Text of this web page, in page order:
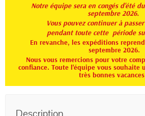
Notre équipe sera en congés d'été
septembre 2026.
Vous pouvez continuer à passer
pendant toute cette période
En revanche, les expéditions
septembre 2026.
Nous vous remercions pour votre
confiance. Toute l'équipe vous souhaite
très bonnes